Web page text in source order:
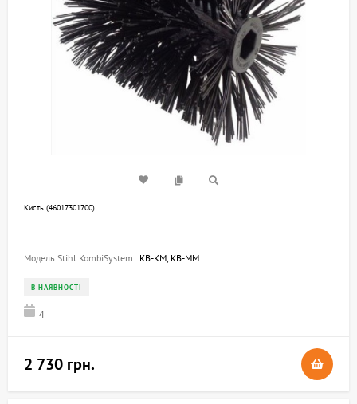
Кисть (46017301700)
Модель Stihl KombiSystem: KB-KM, KB-MM
В НАЯВНОСТІ
4
2 730 грн.